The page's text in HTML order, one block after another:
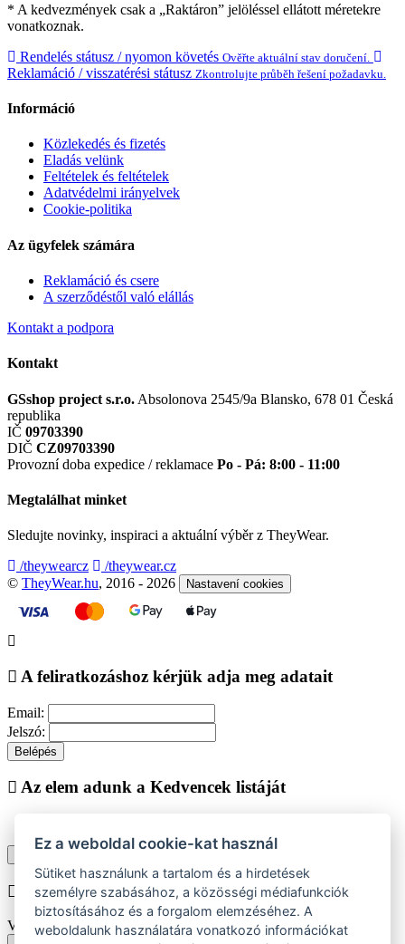
* A kedvezmények csak a „Raktáron” jelöléssel ellátott méretekre
vonatkoznak.
Rendelés státusz / nyomon követés Ověřte aktuální stav doručení.
Reklamáció / visszatérési státusz Zkontrolujte průběh řešení požadavku.
Információ
Közlekedés és fizetés
Eladás velünk
Feltételek és feltételek
Adatvédelmi irányelvek
Cookie-politika
Az ügyfelek számára
Reklamáció és csere
A szerződéstől való elállás
Kontakt a podpora
Kontakt
GSshop project s.r.o. Absolonova 2545/9a Blansko, 678 01 Česká
republika
IČ 09703390
DIČ CZ09703390
Provozní doba expedice / reklamace Po - Pá: 8:00 - 11:00
Megtalálhat minket
Sledujte novinky, inspiraci a aktuální výběr z TheyWear.
/theywearcz
/theywear.cz
© TheyWear.hu, 2016 - 2026 Nastavení cookies
A feliratkozáshoz kérjük adja meg adatait
Email:
Jelszó:
Belépés
Az elem adunk a Kedvencek listáját
Chyba při vkládání do košíku
Vyberte prosím velikost produktu
Ez a weboldal cookie-kat használ
Sütiket használunk a tartalom és a hirdetések
személyre szabásához, a közösségi médiafunkciók
biztosításához és a forgalom elemzéséhez. A
weboldalunk használatára vonatkozó információkat